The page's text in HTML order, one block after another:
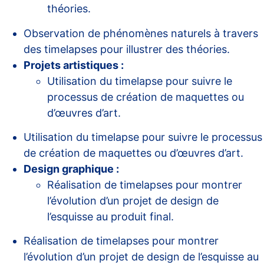
théories.
Observation de phénomènes naturels à travers
des timelapses pour illustrer des théories.
Projets artistiques :
Utilisation du timelapse pour suivre le
processus de création de maquettes ou
d’œuvres d’art.
Utilisation du timelapse pour suivre le processus
de création de maquettes ou d’œuvres d’art.
Design graphique :
Réalisation de timelapses pour montrer
l’évolution d’un projet de design de
l’esquisse au produit final.
Réalisation de timelapses pour montrer
l’évolution d’un projet de design de l’esquisse au